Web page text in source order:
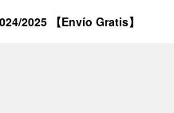
2025 【Envío Gratis】